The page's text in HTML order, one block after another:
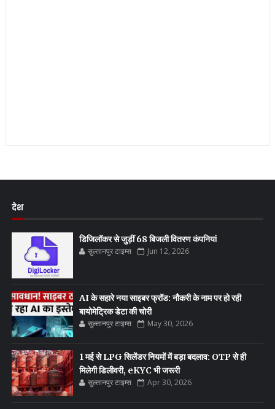
देश
डिजिलॉकर से जुड़ीं 68 बिजली वितरण कंपनियां
सुल्तानपुर टाइम्स Jun 12, 2026
AI के सहारे नया साइबर फ्रॉड: नौकरी के नाम पर हो रही
बायोमेट्रिक डेटा की चोरी
सुल्तानपुर टाइम्स May 30, 2026
1 मई से LPG सिलेंडर नियमों में बड़ा बदलाव: OTP से ही
मिलेगी डिलीवरी, eKYC भी जरूरी
सुल्तानपुर टाइम्स Apr 30, 2026